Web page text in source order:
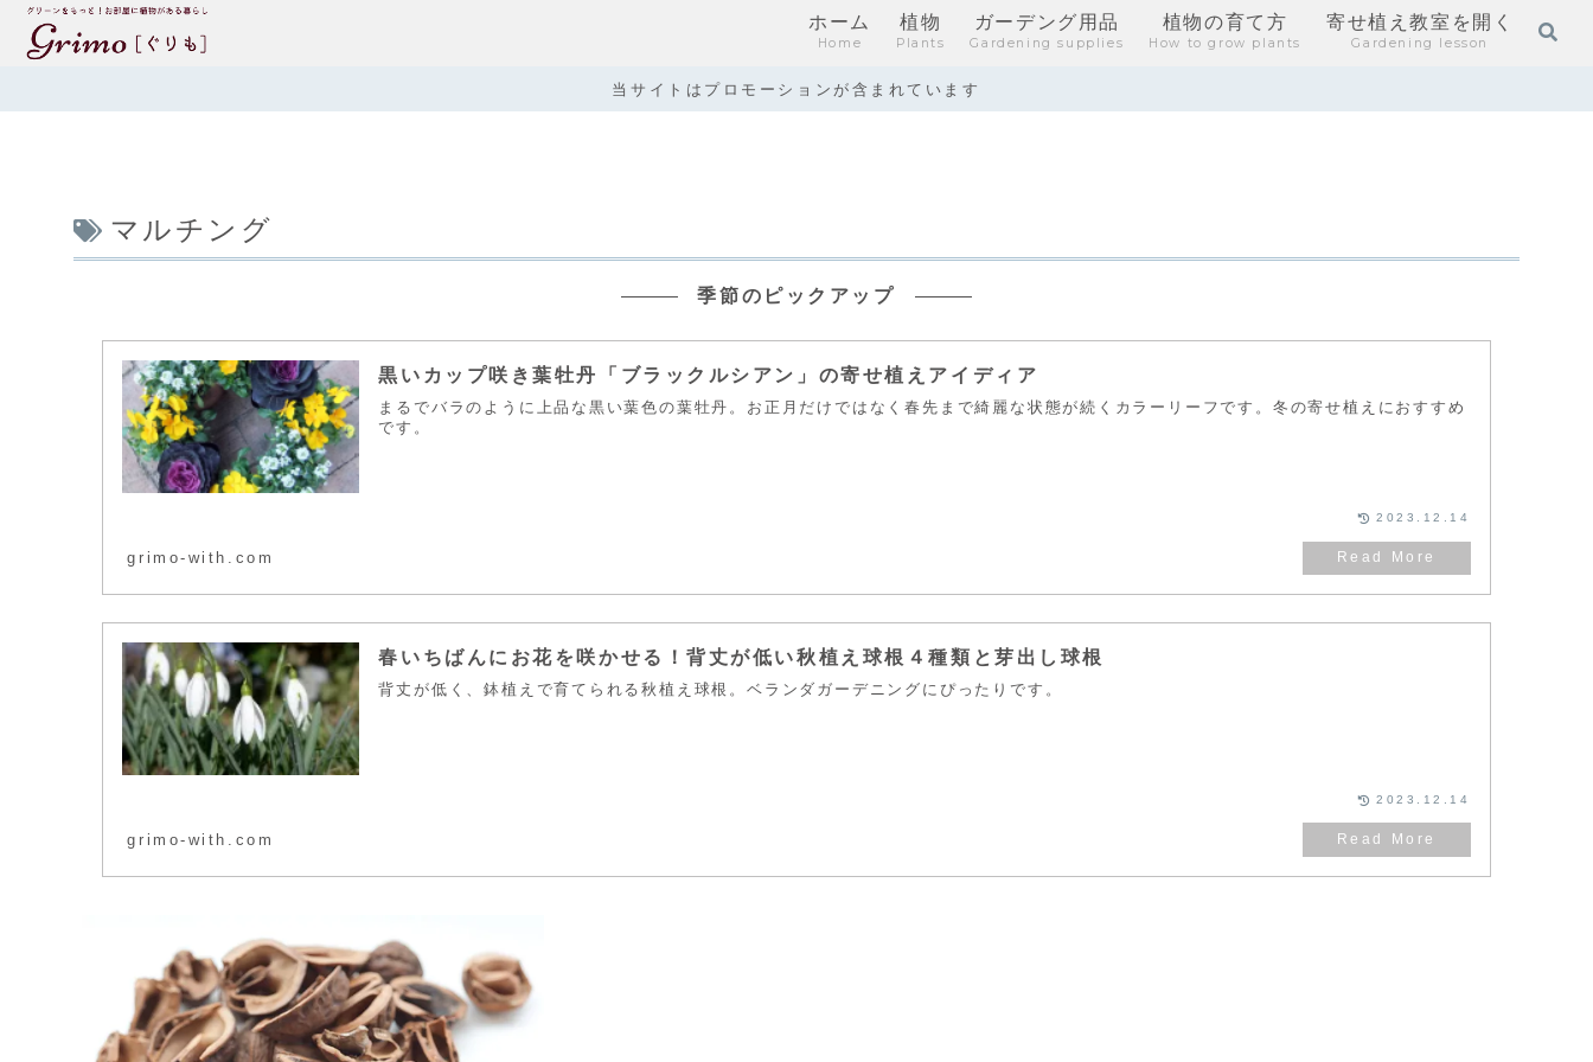
ホーム
Home
植物
Plants
ガーデング用品
Gardening supplies
植物の育て方
How to grow plants
寄せ植え教室を開く
Gardening lesson
当サイトはプロモーションが含まれています
マルチング
季節のピックアップ
黒いカップ咲き葉牡丹「ブラックルシアン」の寄せ植えアイディア
まるでバラのように上品な黒い葉色の葉牡丹。お正月だけではなく春先まで綺麗な状態が続くカラーリーフです。冬の寄せ植えにおすすめ
です。
grimo-with.com
2023.12.14
春いちばんにお花を咲かせる！背丈が低い秋植え球根４種類と芽出し球根
背丈が低く、鉢植えで育てられる秋植え球根。ベランダガーデニングにぴったりです。
grimo-with.com
2023.12.14